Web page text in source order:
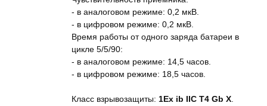
- в аналоговом режиме: 0,2 мкВ.
- в цифровом режиме: 0,2 мкВ.
Время работы от одного заряда батареи в
цикле 5/5/90:
- в аналоговом режиме: 14,5 часов.
- в цифровом режиме: 18,5 часов.
Класс взрывозащиты: 1Ex ib IIC T4 Gb Х